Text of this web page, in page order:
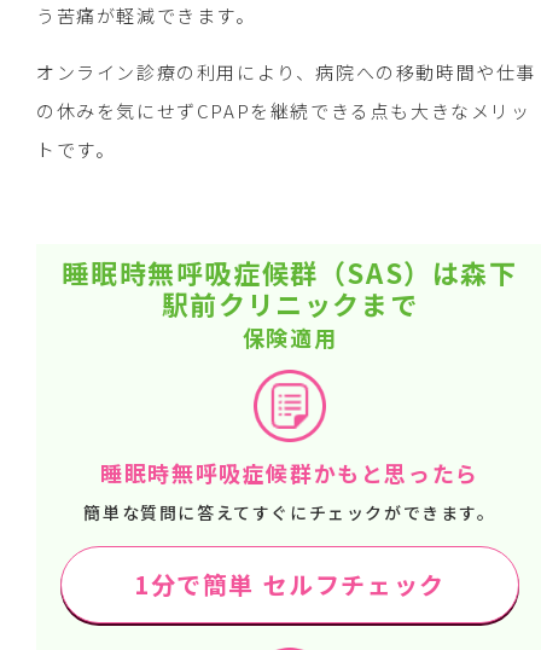
う苦痛が軽減できます。
オンライン診療の利用により、病院への移動時間や仕事
の休みを気にせずCPAPを継続できる点も大きなメリッ
トです。
睡眠時無呼吸症候群（SAS）は森下
駅前クリニックまで
保険適用
睡眠時無呼吸症候群かもと思ったら
簡単な質問に答えてすぐにチェックができます。
1分で簡単 セルフチェック